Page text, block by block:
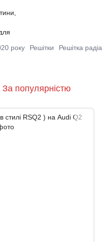
року Решітки Решітка
За популярністю